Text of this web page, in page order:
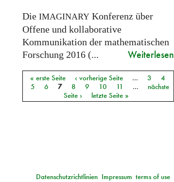
Die IMAGINARYKonferenz über
Offene und kollaborative
Kommunikation der mathematischen
Forschung 2016 (...
Weiterlesen
Seiten
« erste Seite ‹ vorherige Seite … 3
4
5
6 7 8 9 10 11 …
nächste
Seite ›
letzte Seite »
terms of use
Impressum
Datenschutzrichtlinien